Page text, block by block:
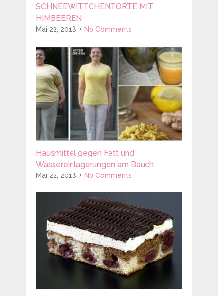
SCHNEEWITTCHENTORTE MIT
HIMBEEREN
Mai 22, 2018 No Comments
Hausmittel gegen Fett und
Wassereinlagerungen am Bauch
Mai 22, 2018 No Comments